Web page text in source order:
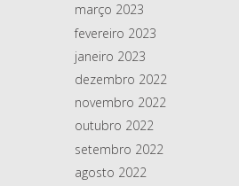
março 2023
fevereiro 2023
janeiro 2023
dezembro 2022
novembro 2022
outubro 2022
setembro 2022
agosto 2022